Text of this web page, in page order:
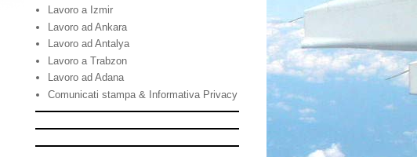
Lavoro a Izmir
Lavoro ad Ankara
Lavoro ad Antalya
Lavoro a Trabzon
Lavoro ad Adana
Comunicati stampa & Informativa Privacy